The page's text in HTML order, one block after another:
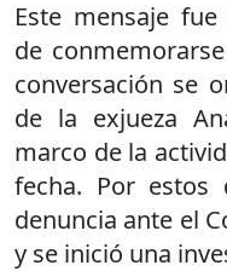
Este mensaje
de
conversación se
de la exjueza
marco de la
fecha. Por estos
denuncia ante el
y se inició una